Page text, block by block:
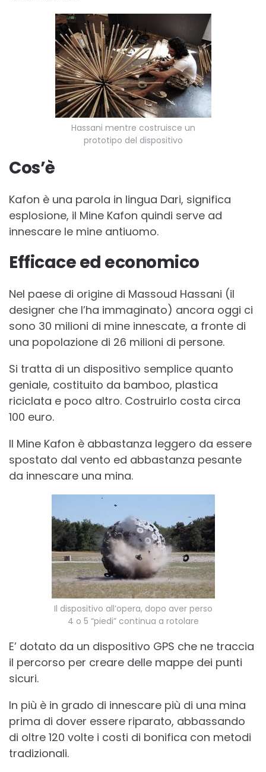
Hassani mentre costruisce un
prototipo del dispositivo
Cos’è
Kafon è una parola in lingua Dari, significa
esplosione, il Mine Kafon quindi serve ad
innescare le mine antiuomo.
Efficace ed economico
Nel paese di origine di Massoud Hassani (il
designer che l’ha immaginato) ancora oggi ci
sono 30 milioni di mine innescate, a fronte di
una popolazione di 26 milioni di persone.
Si tratta di un dispositivo semplice quanto
geniale, costituito da bamboo, plastica
riciclata e poco altro. Costruirlo costa circa
100 euro.
Il Mine Kafon è abbastanza leggero da essere
spostato dal vento ed abbastanza pesante
da innescare una mina.
Il dispositivo all’opera, dopo aver perso
4 o 5 “piedi” continua a rotolare
E’ dotato da un dispositivo GPS che ne traccia
il percorso per creare delle mappe dei punti
sicuri.
In più è in grado di innescare più di una mina
prima di dover essere riparato, abbassando
di oltre 120 volte i costi di bonifica con metodi
tradizionali.